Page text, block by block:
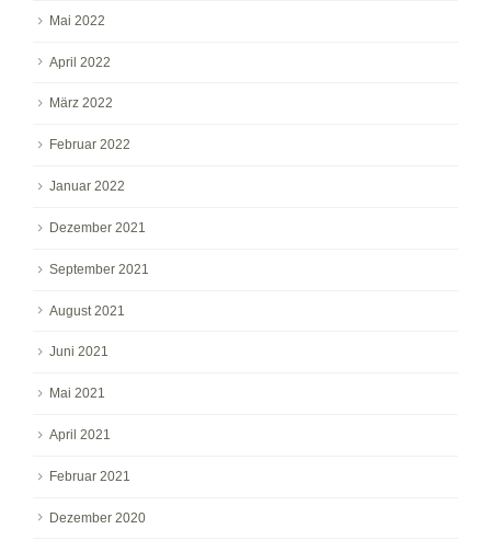
Mai 2022
April 2022
März 2022
Februar 2022
Januar 2022
Dezember 2021
September 2021
August 2021
Juni 2021
Mai 2021
April 2021
Februar 2021
Dezember 2020